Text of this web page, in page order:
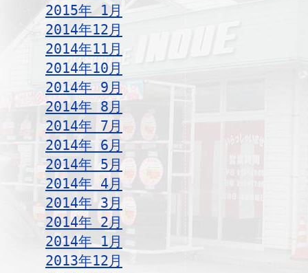
2015年 1月
2014年12月
2014年11月
2014年10月
2014年 9月
2014年 8月
2014年 7月
2014年 6月
2014年 5月
2014年 4月
2014年 3月
2014年 2月
2014年 1月
2013年12月